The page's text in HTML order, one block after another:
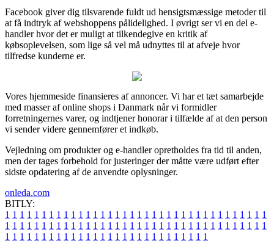
Facebook giver dig tilsvarende fuldt ud hensigtsmæssige metoder til
at få indtryk af webshoppens pålidelighed. I øvrigt ser vi en del e-
handler hvor det er muligt at tilkendegive en kritik af
købsoplevelsen, som lige så vel må udnyttes til at afveje hvor
tilfredse kunderne er.
Vores hjemmeside finansieres af annoncer. Vi har et tæt samarbejde
med masser af online shops i Danmark når vi formidler
forretningernes varer, og indtjener honorar i tilfælde af at den person
vi sender videre gennemfører et indkøb.
Vejledning om produkter og e-handler opretholdes fra tid til anden,
men der tages forbehold for justeringer der måtte være udført efter
sidste opdatering af de anvendte oplysninger.
onleda.com
BITLY:
1 1 1 1 1 1 1 1 1 1 1 1 1 1 1 1 1 1 1 1 1 1 1 1 1 1 1 1 1 1 1 1 1 1 1 1
1 1 1 1 1 1 1 1 1 1 1 1 1 1 1 1 1 1 1 1 1 1 1 1 1 1 1 1 1 1 1 1 1 1 1 1
1 1 1 1 1 1 1 1 1 1 1 1 1 1 1 1 1 1 1 1 1 1 1 1 1 1 1 1